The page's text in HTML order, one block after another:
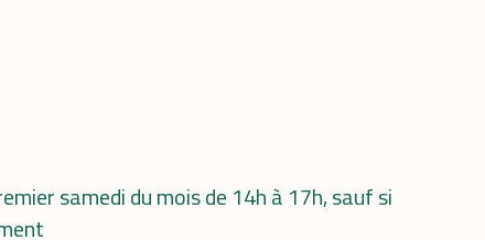
samedi du mois de 14h à 17h, sauf si